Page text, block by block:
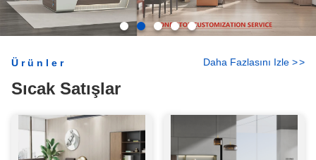
Ürünler
Sıcak Satışlar
Daha Fazlasını Izle >>